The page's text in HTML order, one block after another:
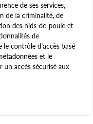
de ses services,
de la criminalité, de
des nids-de-poule et
de
contrôle d’accès basé
et le
accès sécurisé aux